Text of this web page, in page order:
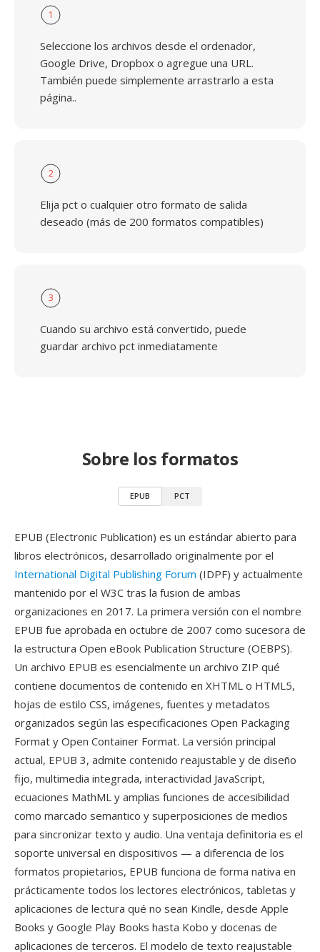
1
Seleccione los archivos desde el ordenador,
Google Drive, Dropbox o agregue una URL.
También puede simplemente arrastrarlo a esta
página..
2
Elija pct o cualquier otro formato de salida
deseado (más de 200 formatos compatibles)
3
Cuando su archivo está convertido, puede
guardar archivo pct inmediatamente
Sobre los formatos
EPUB PCT
EPUB (Electronic Publication) es un estándar abierto para
libros electrónicos, desarrollado originalmente por el
International Digital Publishing Forum (IDPF) y actualmente
mantenido por el W3C tras la fusion de ambas
organizaciones en 2017. La primera versión con el nombre
EPUB fue aprobada en octubre de 2007 como sucesora de
la estructura Open eBook Publication Structure (OEBPS).
Un archivo EPUB es esencialmente un archivo ZIP qué
contiene documentos de contenido en XHTML o HTML5,
hojas de estilo CSS, imágenes, fuentes y metadatos
organizados según las especificaciones Open Packaging
Format y Open Container Format. La versión principal
actual, EPUB 3, admite contenido reajustable y de diseño
fijo, multimedia integrada, interactividad JavaScript,
ecuaciones MathML y amplias funciones de accesibilidad
como marcado semantico y superposiciones de medios
para sincronizar texto y audio. Una ventaja definitoria es el
soporte universal en dispositivos — a diferencia de los
formatos propietarios, EPUB funciona de forma nativa en
prácticamente todos los lectores electrónicos, tabletas y
aplicaciones de lectura qué no sean Kindle, desde Apple
Books y Google Play Books hasta Kobo y docenas de
aplicaciones de terceros. El modelo de texto reajustable